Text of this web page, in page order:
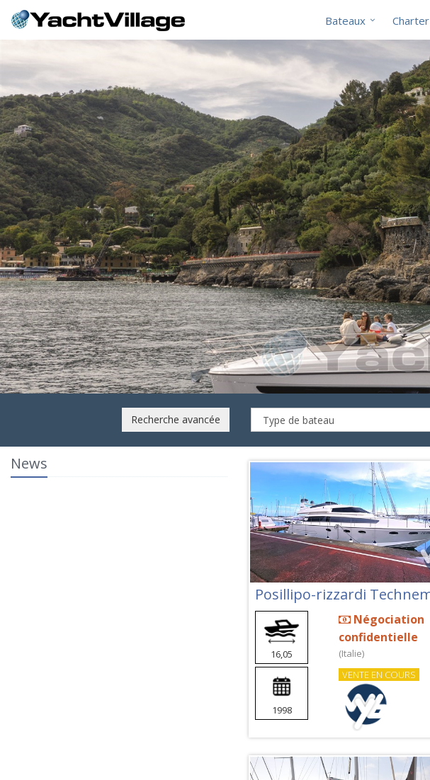
Bateaux Charter
ANNÉE
2026
LOCALISATION
Liguria
Recherche avancée
16,05
1998
Négociation
confidentielle
(Italie)
VENTE EN COURS
News